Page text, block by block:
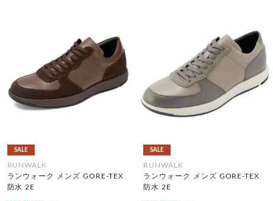
SALE
RUNWALK
ランウォーク メンズ GORE-TEX
防水 2E
SALE
RUNWALK
ランウォーク メンズ GORE-TEX
防水 2E